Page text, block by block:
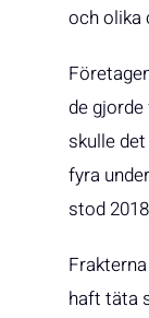
och olika
de
skulle
fyra
stod
haft täta